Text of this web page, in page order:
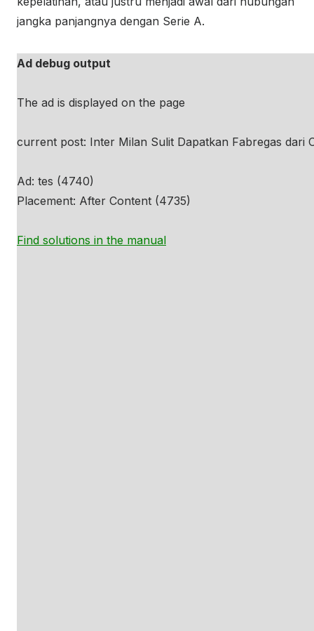
jangka panjangnya dengan Serie A.
Ad debug output
The ad is displayed on the page
current post: Inter Milan Sulit Dapatkan Fabregas dari
Ad: tes (4740)
Placement: After Content (4735)
Find solutions in the manual